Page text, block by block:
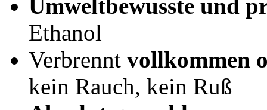
Umweltbewusste und
Ethanol
Verbrennt vollkommen
kein Rauch, kein Ruß